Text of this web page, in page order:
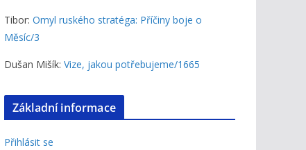
Tibor: Omyl ruského stratéga: Příčiny boje o
Měsíc/3
Dušan Mišík: Vize, jakou potřebujeme/1665
Základní informace
Přihlásit se